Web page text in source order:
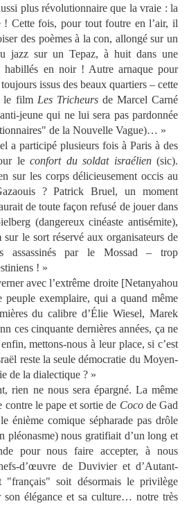
plus révolutionnaire que la vraie : la
! Cette fois, pour tout foutre en l’air, il
des poèmes à la con, allongé sur un
jazz sur un Tepaz, à huit dans une
habillés en noir ! Autre arnaque pour
issus des beaux quartiers – cette
le film Les Tricheursde Marcel Carné
jeune qui ne lui sera pas pardonnée
de la Nouvelle Vague)… »
a participé plusieurs fois à Paris à des
leconfort du soldat israélien(sic).
sur les corps délicieusement occis au
? Patrick Bruel, un moment
de toute façon refusé de jouer dans
(dangereux cinéaste antisémite),
le sort réservé aux organisateurs de
assassinés par le Mossad – trop
! »
avec l’extrême droite [Netanyahou
exemplaire, qui a quand même
du calibre d’Élie Wiesel, Marek
ces cinquante dernières années, ça ne
mettons-nous à leur place, si c’est
reste la seule démocratie du Moyen-
de la dialectique ? »
rien ne nous sera épargné. La même
contre le pape et sortie de Cocode Gad
énième comique sépharade pas drôle
pléonasme) nous gratifiait d’un long et
pour nous faire accepter, à nous
d’œuvre de Duvivier et d’Autant-
soit désormais le privilège
son élégance et sa culture… notre très